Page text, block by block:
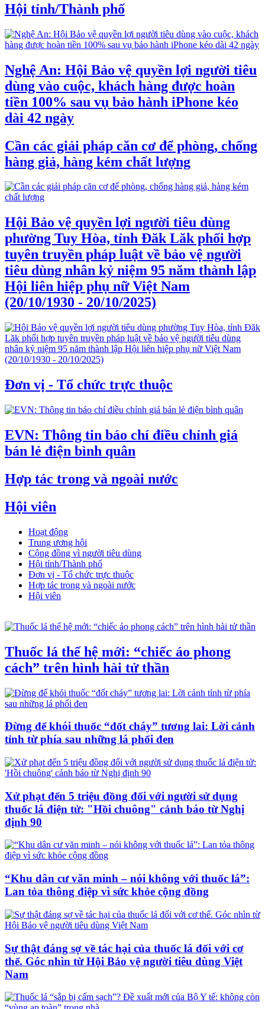
Hội tỉnh/Thành phố
Nghệ An: Hội Bảo vệ quyền lợi người tiêu
dùng vào cuộc, khách hàng được hoàn
tiền 100% sau vụ bảo hành iPhone kéo
dài 42 ngày
Cần các giải pháp căn cơ để phòng, chống
hàng giả, hàng kém chất lượng
Hội Bảo vệ quyền lợi người tiêu dùng
phường Tuy Hòa, tỉnh Đăk Lăk phối hợp
tuyên truyền pháp luật về bảo vệ người
tiêu dùng nhân kỷ niệm 95 năm thành lập
Hội liên hiệp phụ nữ Việt Nam
(20/10/1930 - 20/10/2025)
Đơn vị - Tổ chức trực thuộc
EVN: Thông tin báo chí điều chỉnh giá
bán lẻ điện bình quân
Hợp tác trong và ngoài nước
Hội viên
Hoạt động
Trung ương hội
Cộng đồng vì người tiêu dùng
Hội tỉnh/Thành phố
Đơn vị - Tổ chức trực thuộc
Hợp tác trong và ngoài nước
Hội viên
Thuốc lá thế hệ mới: “chiếc áo phong
cách” trên hình hài tử thần
Đừng để khói thuốc “đốt cháy” tương lai: Lời cảnh
tỉnh từ phía sau những lá phổi đen
Xử phạt đến 5 triệu đồng đối với người sử dụng
thuốc lá điện tử: "Hồi chuông" cảnh báo từ Nghị
định 90
“Khu dân cư văn minh – nói không với thuốc lá”:
Lan tỏa thông điệp vì sức khỏe cộng đồng
Sự thật đáng sợ về tác hại của thuốc lá đối với cơ
thể. Góc nhìn từ Hội Bảo vệ người tiêu dùng Việt
Nam